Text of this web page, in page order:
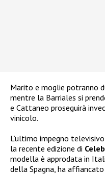
Marito e moglie potranno
mentre la Barriales si
e Cattaneo proseguirà
vinicolo.
L’ultimo impegno
la recente edizione di
modella è approdata in
della Spagna, ha affiancato